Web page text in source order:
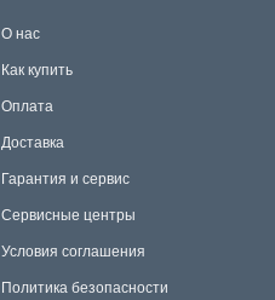
О нас
Как купить
Оплата
Доставка
Гарантия и сервис
Сервисные центры
Условия соглашения
Политика безопасности